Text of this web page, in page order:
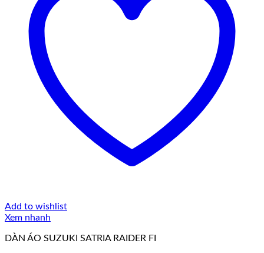
Add to wishlist
Xem nhanh
DÀN ÁO SUZUKI SATRIA RAIDER FI